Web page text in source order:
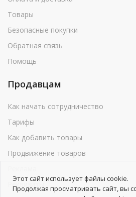
Товары
Безопасные покупки
Обратная связь
Помощь
Продавцам
Как начать сотрудничество
Тарифы
Как добавить товары
Продвижение товаров
Реквизиты
Этот сайт использует файлы cookie.
Продолжая просматривать сайт, вы